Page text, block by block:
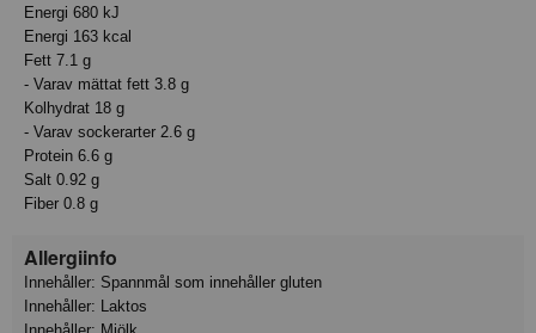
Energi 680 kJ
Energi 163 kcal
Fett 7.1 g
- Varav mättat fett 3.8 g
Kolhydrat 18 g
- Varav sockerarter 2.6 g
Protein 6.6 g
Salt 0.92 g
Fiber 0.8 g
Allergiinfo
Innehåller: Spannmål som innehåller gluten
Innehåller: Laktos